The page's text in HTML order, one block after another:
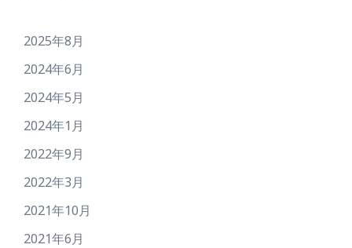
2025年8月
2024年6月
2024年5月
2024年1月
2022年9月
2022年3月
2021年10月
2021年6月